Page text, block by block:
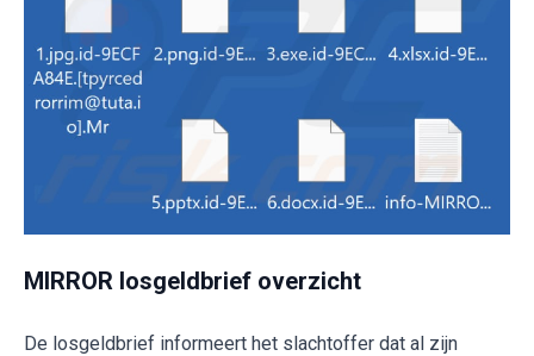
MIRROR losgeldbrief overzicht
De losgeldbrief informeert het slachtoffer dat al zijn